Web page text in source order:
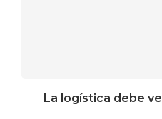
La logística debe